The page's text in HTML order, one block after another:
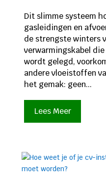
Dit slimme systeem
gasleidingen en
de strengste winters
verwarmingskabel
wordt gelegd,
andere vloeistoffen
het gemak: geen...
Lees Meer